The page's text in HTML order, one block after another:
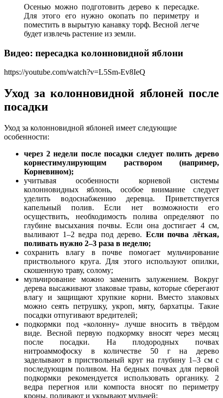
Осенью можно подготовить дерево к пересадке.
Для этого его нужно окопать по периметру и
поместить в вырытую канавку торф. Весной легче
будет извлечь растение из земли.
Видео: пересадка колонновидной яблони
https://youtube.com/watch?v=L5Sm-Ev8IeQ
Уход за колонновидной яблоней после
посадки
Уход за колонновидной яблоней имеет следующие
особенности:
через 2 недели после посадки следует полить дерево
корнестимулирующим раствором (например,
Корневином);
учитывая особенности корневой системы
колонновидных яблонь, особое внимание следует
уделить водоснабжению деревца. Приветствуется
капельный полив. Если нет возможности его
осуществить, необходимость полива определяют по
глубине высыхания почвы. Если она достигает 4 см,
выливают 1–2 ведра под дерево. Если почва лёгкая,
поливать нужно 2–3 раза в неделю;
сохранить влагу в почве помогает мульчирование
приствольного круга. Для этого используют опилки,
скошенную траву, солому;
мульчирование можно заменить залужением. Вокруг
дерева высаживают злаковые травы, которые сберегают
влагу и защищают хрупкие корни. Вместо злаковых
можно сеять петрушку, укроп, мяту, бархатцы. Такие
посадки отпугивают вредителей;
подкормки под «колонну» лучше вносить в твёрдом
виде. Весной первую подкормку вносят через месяц
после посадки. На плодородных почвах
нитроаммофоску в количестве 50 г на дерево
заделывают в приствольный круг на глубину 1–3 см с
последующим поливом. На бедных почвах для первой
подкормки рекомендуется использовать органику. 2
ведра перегноя или компоста вносят по периметру
кроны, поливают и укрывают мульчей;